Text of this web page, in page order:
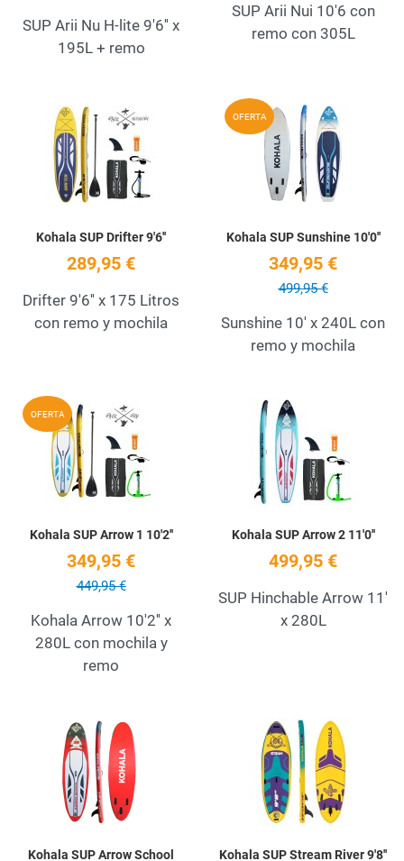
SUP Arii Nu H-lite 9'6'' x
195L + remo
SUP Arii Nui 10'6 con
remo con 305L
Add to Wishlist
Kohala SUP Drifter 9'6''
289,95 €
Drifter 9'6'' x 175 Litros
con remo y mochila
OFERTA
Kohala SUP Sunshine 10'0''
349,95 €
499,95 €
Sunshine 10' x 240L con
remo y mochila
OFERTA Add to Wishlist
Quick View
Kohala SUP Arrow 1 10'2''
349,95 €
449,95 €
Kohala Arrow 10'2'' x
280L con mochila y
remo
Kohala SUP Arrow 2 11'0''
499,95 €
SUP Hinchable Arrow 11'
x 280L
Add to Wishlist
Quick View
Kohala SUP Arrow School Kohala SUP Stream River 9'8''